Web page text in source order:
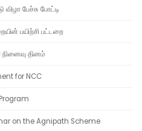
பேச்சு போட்டி
பயிற்சி பட்டறை
தினம்
for NCC
on the Agnipath Scheme